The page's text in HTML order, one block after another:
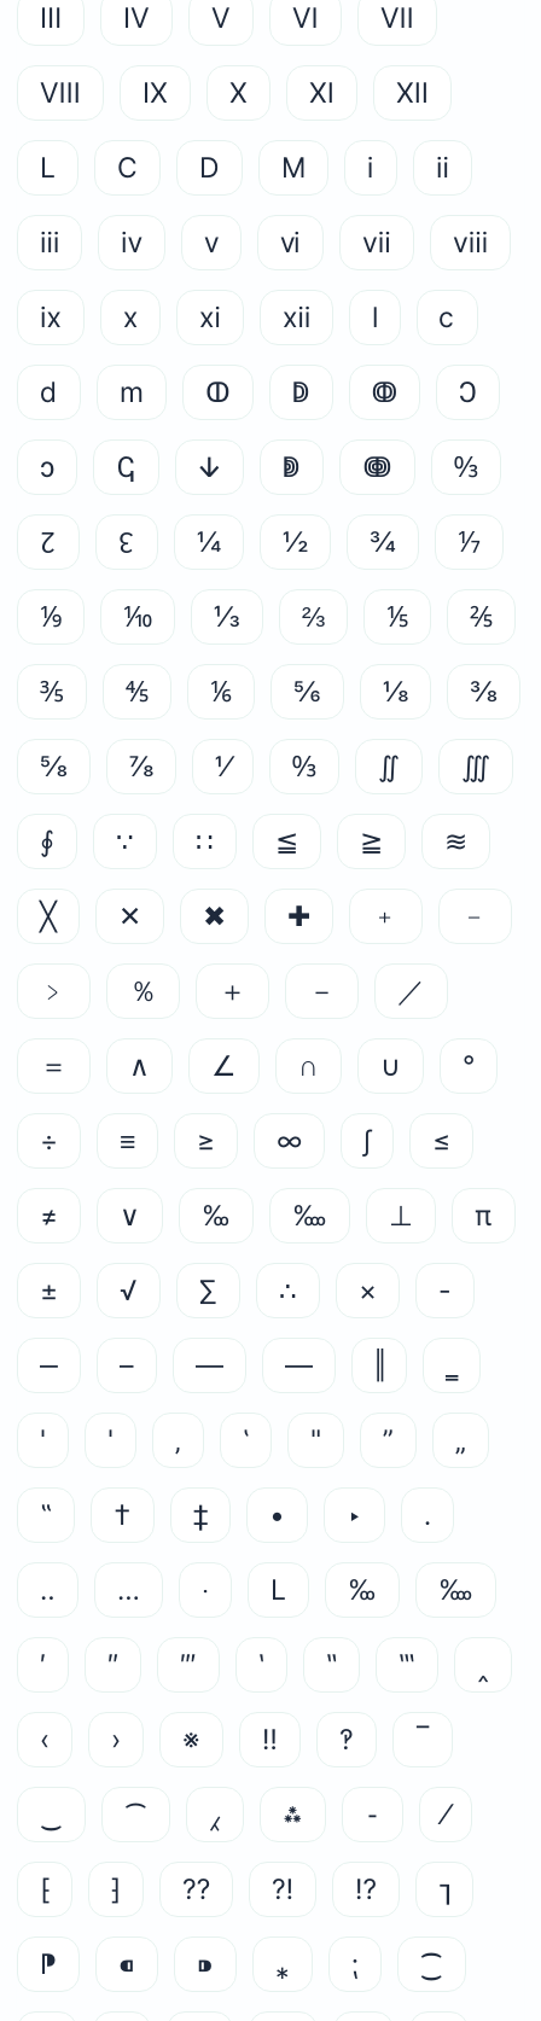
Ⅲ Ⅳ Ⅴ Ⅵ Ⅶ
Ⅷ Ⅸ Ⅹ Ⅺ Ⅻ
Ⅼ Ⅽ Ⅾ Ⅿ ⅰ ⅱ
ⅲ ⅳ ⅴ ⅵ ⅶ ⅷ
ⅸ ⅹ ⅺ ⅻ ⅼ ⅽ
ⅾ ⅿ ↀ ↁ ↂ Ↄ
ↄ ↅ ↆ ↇ ↈ ↉
↊ ↋ ¼ ½ ¾ ⅐
⅑ ⅒ ⅓ ⅔ ⅕ ⅖
⅗ ⅘ ⅙ ⅚ ⅛ ⅜
⅝ ⅞ ⅟ ↉ ∬ ∭
∮ ∵ ∷ ≦ ≧ ≋
╳ ✕ ✖ ✚ ﹢ ﹣
﹥ ％ ＋ － ／
＝ ∧ ∠ ∩ ∪ °
÷ ≡ ≥ ∞ ∫ ≤
≠ ∨ ‰ ‱ ⊥ π
± √ ∑ ∴ × -
‒ – — ―
' ' ‚ ‛ " ” „
‟ † ‡ • ‣ ․
‥ … ‧ L ‰ ‱
′ ″ ‴ ‵ ‶ ‷
‹ › ※ ‼ ‽ ‾
⁀ ⁁ ⁂ ⁃ ⁄
⁅ ⁆ ⁇ ⁈ ⁉ ⁊
⁋ ⁌ ⁍ ⁎ ⁏ ⁐